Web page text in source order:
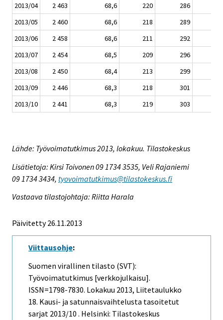
2013/04
2 463 68,6 220
286
2013/05
2 460 68,6 218
289
2013/06
2 458 68,6 211
292
2013/07
2 454 68,5 209
296
2013/08
2 450 68,4 213
299
2013/09
2 446 68,3 218
301
2013/10
2 441 68,3 219 303
Lähde: Työvoimatutkimus 2013, lokakuu. Tilastokeskus
Lisätietoja: Kirsi Toivonen 09 1734 3535, Veli Rajaniemi
09 1734 3434, tyovoimatutkimus@tilastokeskus.fi
Vastaava tilastojohtaja: Riitta Harala
Päivitetty 26.11.2013
Viittausohje:
Suomen virallinen tilasto (SVT):
Työvoimatutkimus [verkkojulkaisu].
ISSN=1798-7830. Lokakuu 2013, Liitetaulukko
18. Kausi- ja satunnaisvaihtelusta tasoitetut
sarjat 2013/10 . Helsinki: Tilastokeskus